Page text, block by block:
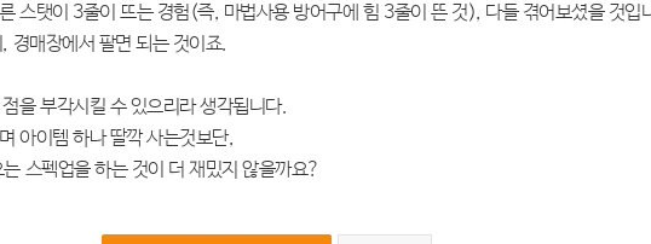
스탯이 3줄이 뜨는 경험(즉, 마법사용 방어구에 힘 3줄이 뜬 것), 다들 겪어보셨을 것입
경매장에서 팔면 되는 것이죠.
을 부각시킬 수 있으리라 생각됩니다.
아이템 하나 딸깍 사는것보단,
스펙업을 하는 것이 더 재밌지 않을까요?